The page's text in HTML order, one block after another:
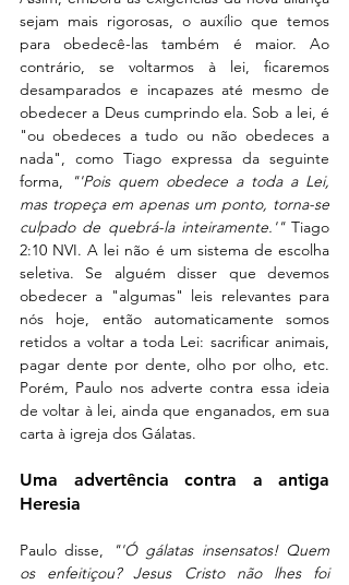
sejam mais rigorosas, o auxílio que temos
para obedecê-las também é maior. Ao
contrário, se voltarmos à lei, ficaremos
desamparados e incapazes até mesmo de
obedecer a Deus cumprindo ela. Sob a lei, é
"ou obedeces a tudo ou não obedeces a
nada", como Tiago expressa da seguinte
forma,
"'Pois quem obedece a toda a Lei,
mas tropeça em apenas um ponto, torna-se
culpado de quebrá-la inteiramente.'" Tiago
2:10 NVI. A lei não é um sistema de escolha
seletiva. Se alguém disser que devemos
obedecer a "algumas" leis relevantes para
nós hoje, então automaticamente somos
retidos a voltar a toda Lei: sacrificar animais,
pagar dente por dente, olho por olho, etc.
Porém, Paulo nos adverte contra essa ideia
de voltar à lei, ainda que enganados, em sua
carta à igreja dos Gálatas.
Uma advertência contra a antiga
Heresia
Paulo disse,
"'Ó gálatas insensatos! Quem
os enfeitiçou? Jesus Cristo não lhes foi